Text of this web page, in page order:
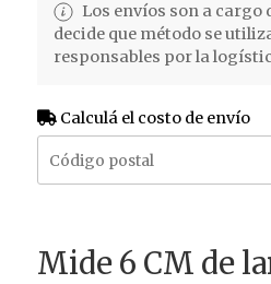
Los envíos son a cargo
decide que método se
responsables por la
Calculá el costo de envío
Mide 6 CM de